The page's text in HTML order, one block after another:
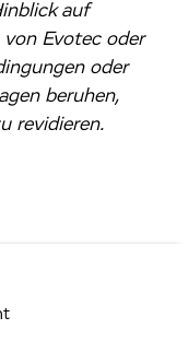
auf
Evotec oder
oder
beruhen,
revidieren.